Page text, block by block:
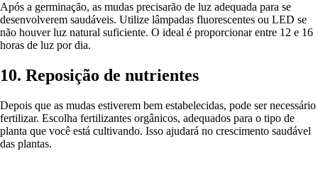
Após a germinação, as mudas precisarão de luz adequada para se
desenvolverem saudáveis. Utilize lâmpadas fluorescentes ou LED se
não houver luz natural suficiente. O ideal é proporcionar entre 12 e 16
horas de luz por dia.
10. Reposição de nutrientes
Depois que as mudas estiverem bem estabelecidas, pode ser necessário
fertilizar. Escolha fertilizantes orgânicos, adequados para o tipo de
planta que você está cultivando. Isso ajudará no crescimento saudável
das plantas.